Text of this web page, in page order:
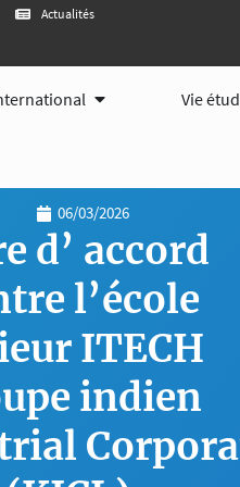
Actualités
Ouvrir International
Vie
06/03/2026
d’ accord
l’école
ITECH
indien